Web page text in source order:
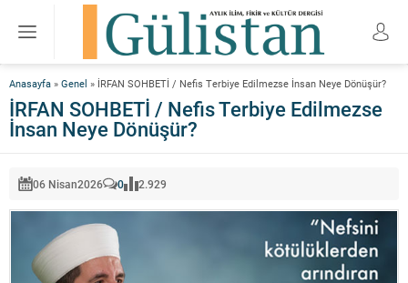
Anasayfa » Genel » İRFAN SOHBETİ / Nefis Terbiye Edilmezse İnsan Neye Dönüşür?
İRFAN SOHBETİ / Nefis Terbiye Edilmezse
İnsan Neye Dönüşür?
06 Nisan2026 0 2.929